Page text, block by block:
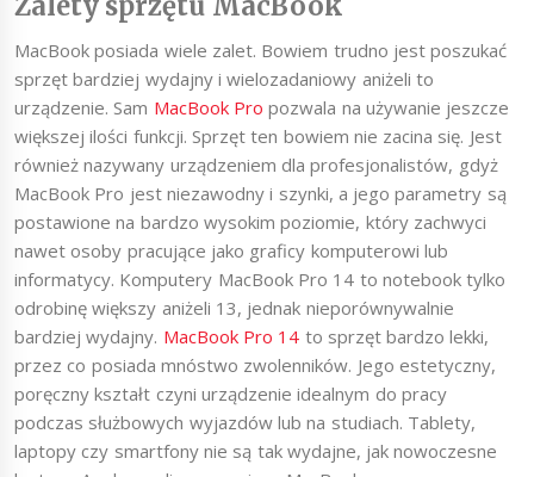
MacBook posiada wiele zalet. Bowiem trudno jest poszukać
sprzęt bardziej wydajny i wielozadaniowy aniżeli to
urządzenie. Sam MacBook Pro pozwala na używanie jeszcze
większej ilości funkcji. Sprzęt ten bowiem nie zacina się. Jest
również nazywany urządzeniem dla profesjonalistów, gdyż
MacBook Pro jest niezawodny i szynki, a jego parametry są
postawione na bardzo wysokim poziomie, który zachwyci
nawet osoby pracujące jako graficy komputerowi lub
informatycy. Komputery MacBook Pro 14 to notebook tylko
odrobinę większy aniżeli 13, jednak nieporównywalnie
bardziej wydajny. MacBook Pro 14 to sprzęt bardzo lekki,
przez co posiada mnóstwo zwolenników. Jego estetyczny,
poręczny kształt czyni urządzenie idealnym do pracy
podczas służbowych wyjazdów lub na studiach. Tablety,
laptopy czy smartfony nie są tak wydajne, jak nowoczesne